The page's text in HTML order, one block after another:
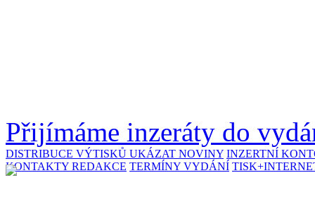
Přijímáme inzeráty do
DISTRIBUCE VÝTISKŮ UKÁZAT NOVINY INZERTNÍ
KONTAKTY REDAKCE TERMÍNY VYDÁNÍ